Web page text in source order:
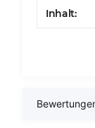
Wert
Inhalt: